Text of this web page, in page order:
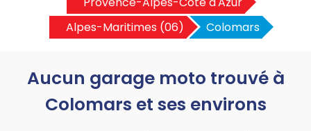
Alpes-Maritimes (06)
Colomars
Aucun garage moto trouvé à
Colomars et ses environs